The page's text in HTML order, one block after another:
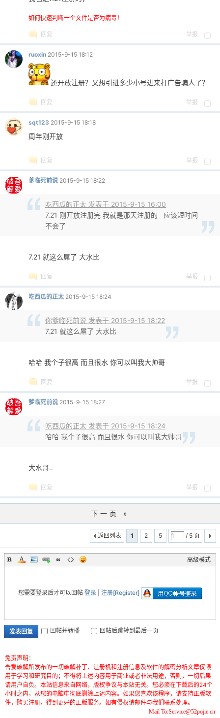
cn
如何快速判断一个文件是否为病毒！
回复 举报
ruoxin 2015-9-15 18:12
还开放注册？又想引进多少小号进来打广告骗人了？
回复 举报
sqt123 2015-9-15 18:18
周年刚开放
回复 举报
爹临死前说 2015-9-15 18:22
吃西瓜的正太 发表于 2015-9-15 16:00
7.21 刚开放注册完 我就是那天注册的 应该短时间
不会了
7.21 就这么屌了 大水比
回复 举报
吃西瓜的正太 2015-9-15 18:24
你爹临死前说 发表于 2015-9-15 18:22
7.21 就这么屌了 大水比
哈哈 我个子很高 而且很水 你可以叫我大帅哥
回复 举报
爹临死前说 2015-9-15 18:27
吃西瓜的正太 发表于 2015-9-15 18:24
哈哈 我个子很高 而且很水 你可以叫我大帅哥
大水哥..
回复 举报
下一页 »
1 2 5 / 5 页
返回列表
高级模式
您需要登录后才可以回帖 登录 注册[Register]
发表回复 回帖并转播 回帖后跳转到最后一页
免责声明：
吾爱破解所发布的一切破解补丁、注册机和注册信息及软件的解密分析文章仅限
用于学习和研究目的；不得将上述内容用于商业或者非法用途，否则，一切后果
请用户自负。本站信息来自网络，版权争议与本站无关。您必须在下载后的24个
小时之内，从您的电脑中彻底删除上述内容。如果您喜欢该程序，请支持正版软
件，购买注册，得到更好的正版服务。如有侵权请邮件与我们联系处理。
Mail To:Service@52pojie.cn